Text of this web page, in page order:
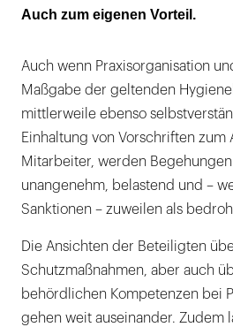
Die Zuständigkeit
In der Verantwortung
Qualität bringt Sicherheit
Haftung wegen Mängeln
Zukunftsperspektiven
Auch zum eigenen Vorteil.
Auch wenn Praxisorganisation
Maßgabe der geltenden
mittlerweile ebenso
Einhaltung von Vorschriften zum
Mitarbeiter, werden
unangenehm, belastend und –
Sanktionen – zuweilen als
Die Ansichten der Beteiligten
Schutzmaßnahmen, aber auch
behördlichen Kompetenzen bei
gehen weit auseinander. Zudem